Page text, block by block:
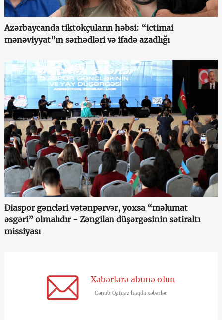
Azərbaycanda tiktokçuların həbsi: “ictimai
mənəviyyat”ın sərhədləri və ifadə azadlığı
Diaspor gəncləri vətənpərvər, yoxsa “məlumat
əsgəri” olmalıdır - Zəngilan düşərgəsinin sətiraltı
missiyası
Xəbərlərə abunə olun
Cənubi Qafqaz haqda xəbərlər